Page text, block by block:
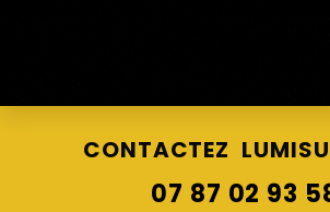
CONTACTEZ
07 87 02 93